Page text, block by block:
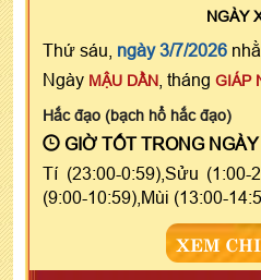
NGÀY
Thứ sáu, ngày 3/7/2026
Ngày MẬU DẦN , tháng GIÁP
Hắc đạo (bạch hổ hắc đạo)
GIỜ TỐT TRONG NGÀY
Tí (23:00-0:59),Sửu (1:00-
(9:00-10:59),Mùi (13:00-
XEM